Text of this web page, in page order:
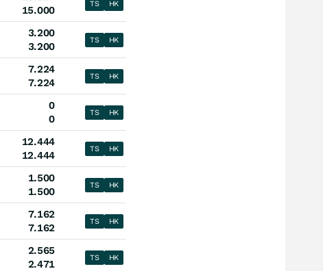
15.000
TS HK
3.200
3.200
TS HK
7.224
7.224
TS HK
0
0
TS HK
12.444
12.444
TS HK
1.500
1.500
TS HK
7.162
7.162
TS HK
2.565
2.471
TS HK